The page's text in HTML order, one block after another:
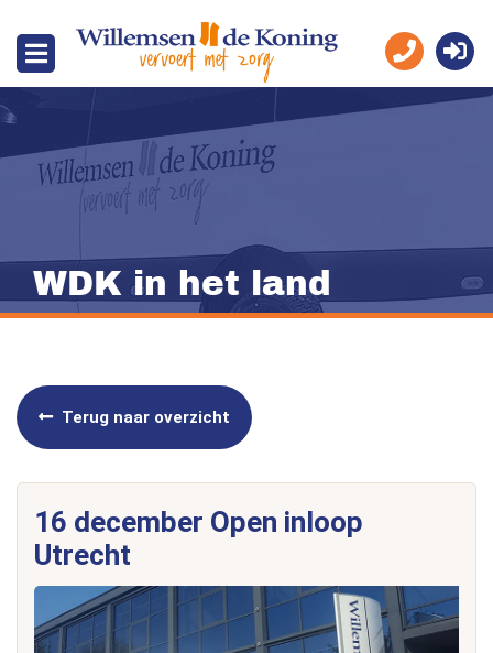
WDK in het land
Terug naar overzicht
16 december Open inloop
Utrecht